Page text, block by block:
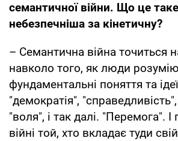
семантичної війни. Що це
небезпечніша за кінетичну?
– Семантична війна точиться
навколо того, як люди
фундаментальні поняття та
"демократія",
"воля", і так далі. "Перемога". І
війні той, хто вкладає туди